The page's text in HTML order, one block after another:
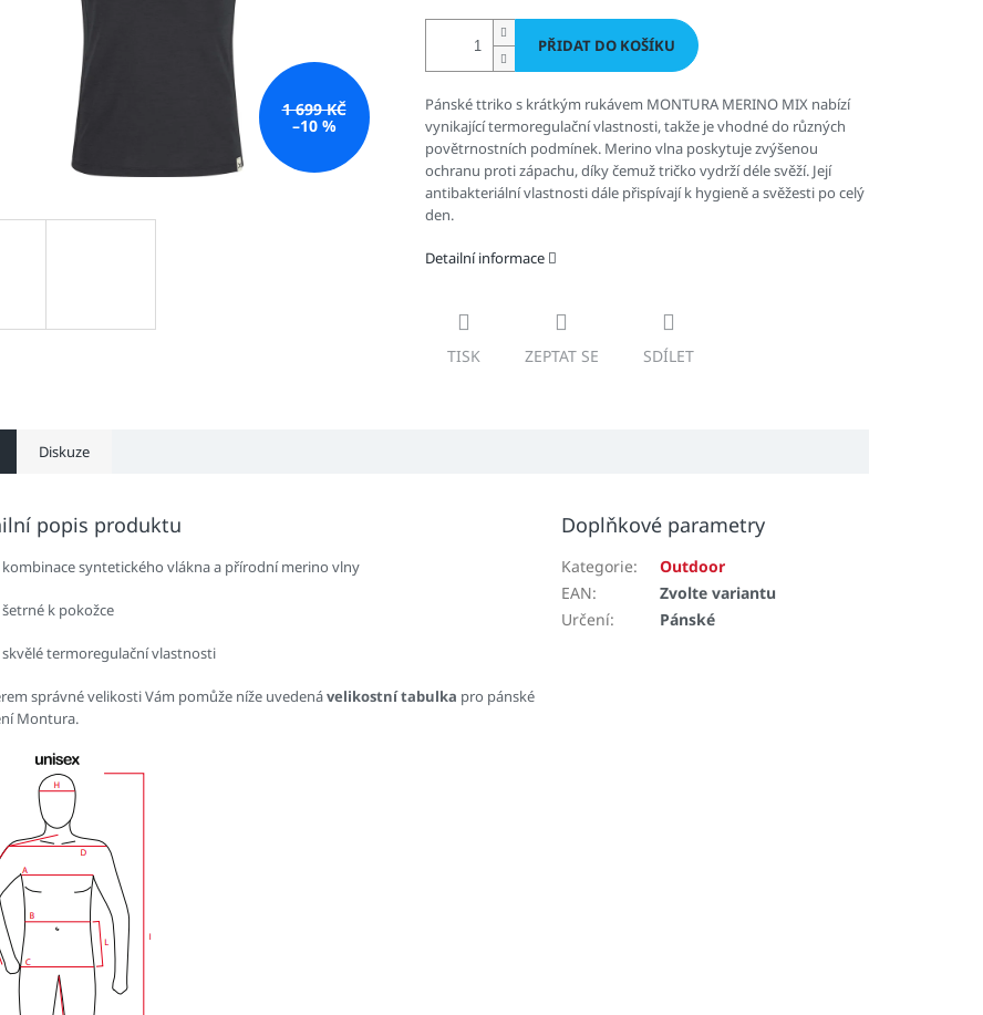
1 699 KČ
–10 %
PŘIDAT DO KOŠÍKU
Pánské ttriko s krátkým rukávem MONTURA MERINO MIX nabízí
vynikající termoregulační vlastnosti, takže je vhodné do různých
povětrnostních podmínek. Merino vlna poskytuje zvýšenou
ochranu proti zápachu, díky čemuž tričko vydrží déle svěží. Její
antibakteriální vlastnosti dále přispívají k hygieně a svěžesti po celý
den.
Detailní informace
TISK ZEPTAT SE SDÍLET
Diskuze
popis produktu
kombinace syntetického vlákna a přírodní merino vlny
šetrné k pokožce
skvělé termoregulační vlastnosti
správné velikosti Vám pomůže níže uvedenávelikostní tabulka pro pánské
Montura.
Doplňkové parametry
Kategorie:
Outdoor
EAN:
Zvolte variantu
Určení: Pánské